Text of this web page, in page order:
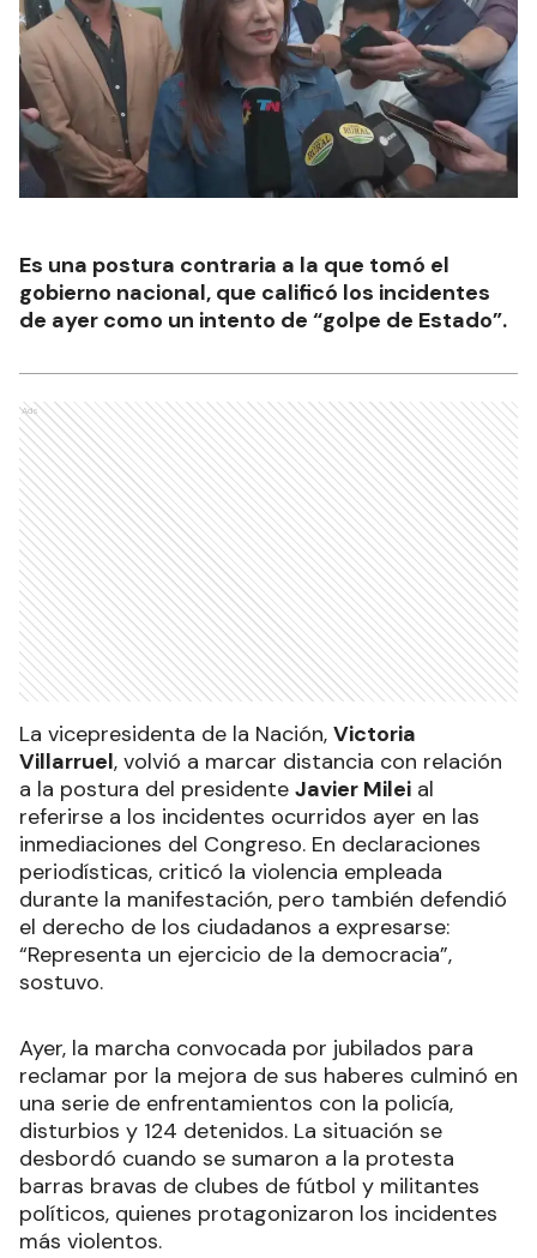
Es una postura contraria a la que tomó el
gobierno nacional, que calificó los incidentes
de ayer como un intento de “golpe de Estado”.
Ads
La vicepresidenta de la Nación, Victoria
Villarruel, volvió a marcar distancia con relación
a la postura del presidente Javier Milei al
referirse a los incidentes ocurridos ayer en las
inmediaciones del Congreso. En declaraciones
periodísticas, criticó la violencia empleada
durante la manifestación, pero también defendió
el derecho de los ciudadanos a expresarse:
“Representa un ejercicio de la democracia”,
sostuvo.
Ayer, la marcha convocada por jubilados para
reclamar por la mejora de sus haberes culminó en
una serie de enfrentamientos con la policía,
disturbios y 124 detenidos. La situación se
desbordó cuando se sumaron a la protesta
barras bravas de clubes de fútbol y militantes
políticos, quienes protagonizaron los incidentes
más violentos.